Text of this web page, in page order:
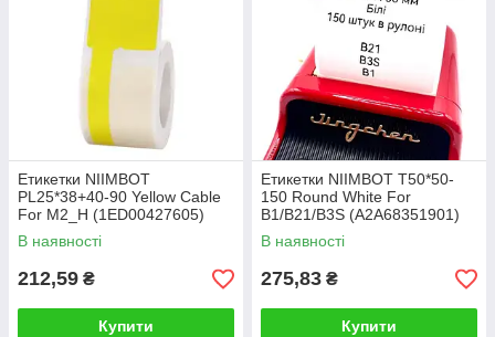
Етикетки NIIMBOT
PL25*38+40-90 Yellow Cable
For M2_H (1ED00427605)
В наявності
212,59 ₴
Купити
Етикетки NIIMBOT T50*50-
150 Round White For
B1/B21/B3S (A2A68351901)
В наявності
275,83 ₴
Купити